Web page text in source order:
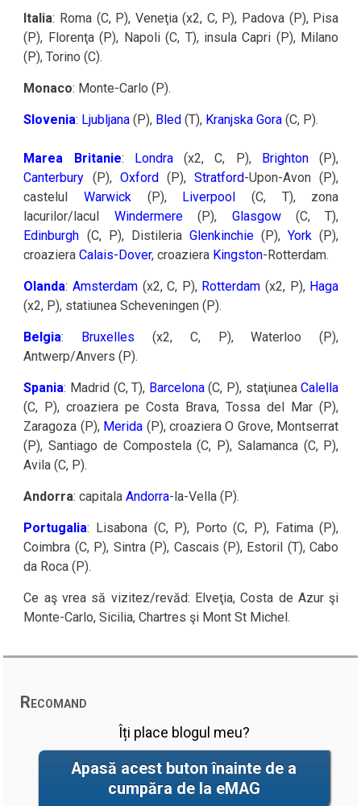
Italia: Roma (C, P), Veneţia (x2, C, P), Padova (P), Pisa
(P), Florenţa (P), Napoli (C, T), insula Capri (P), Milano
(P), Torino (C).
Monaco: Monte-Carlo (P).
Slovenia: Ljubljana (P), Bled (T), Kranjska Gora (C, P).
Marea Britanie: Londra(x2, C, P), Brighton(P),
Canterbury (P), Oxford(P),Stratford-Upon-Avon (P),
castelulWarwick (P), Liverpool (C, T), zona
lacurilor/lacul Windermere(P), Glasgow(C, T),
Edinburgh (C, P), Distileria Glenkinchie(P),York (P),
croazieraCalais-Dover, croaziera Kingston-Rotterdam.
Olanda:Amsterdam (x2, C, P), Rotterdam (x2, P), Haga
(x2, P), statiunea Scheveningen (P).
Belgia: Bruxelles (x2, C, P), Waterloo (P),
Antwerp/Anvers (P).
Spania: Madrid (C, T), Barcelona(C, P), staţiuneaCalella
(C, P), croaziera pe Costa Brava, Tossa del Mar (P),
Zaragoza (P), Merida (P), croaziera O Grove, Montserrat
(P), Santiago de Compostela (C, P), Salamanca (C, P),
Avila (C, P).
Andorra: capitalaAndorra-la-Vella (P).
Portugalia: Lisabona (C, P), Porto (C, P), Fatima (P),
Coimbra (C, P), Sintra (P), Cascais (P), Estoril (T), Cabo
da Roca (P).
Ce aş vrea să vizitez/revăd: Elveţia, Costa de Azur şi
Monte-Carlo, Sicilia, Chartres şi Mont St Michel.
Recomand
Îți place blogul meu?
Apasă acest buton înainte de a
cumpăra de la eMAG